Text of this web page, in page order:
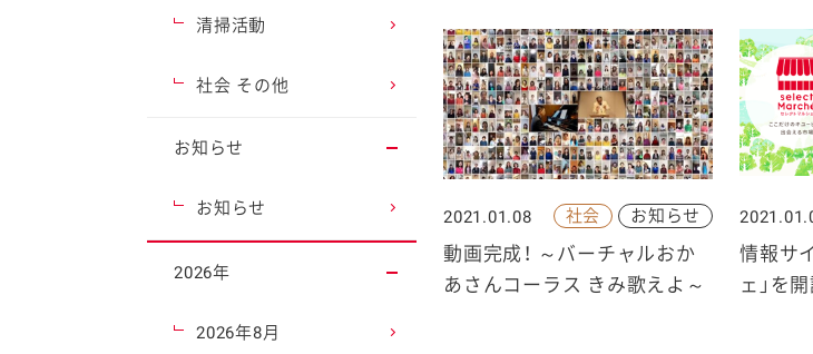
社会 お知らせ
2021.01.08
動画完成！ ～バーチャルおか
あさんコーラス きみ歌えよ～
情報サ
ェ」を
清掃活動
社会 その他
お知らせ
お知らせ
2026年
2026年8月